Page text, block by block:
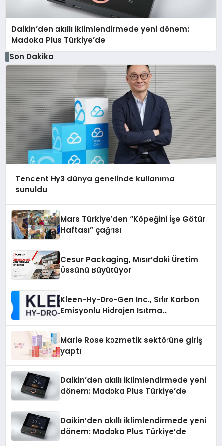
Daikin’den akıllı iklimlendirmede yeni dönem:
Madoka Plus Türkiye’de
Son Dakika
Tencent Hy3 dünya genelinde kullanıma
sunuldu
Mars Türkiye’den “Köpeğini İşe Götür
Haftası” çağrısı
Cesur Packaging, Mısır’daki Üretim
Üssünü Büyütüyor
Kleen-Hy-Dro-Gen Inc., Sıfır Karbon
Emisyonlu Hidrojen Isıtma
Marie Rose kozmetik sektörüne giriş
yaptı
Daikin’den akıllı iklimlendirmede yeni
dönem: Madoka Plus Türkiye’de
Daikin’den akıllı iklimlendirmede yeni
dönem: Madoka Plus Türkiye’de